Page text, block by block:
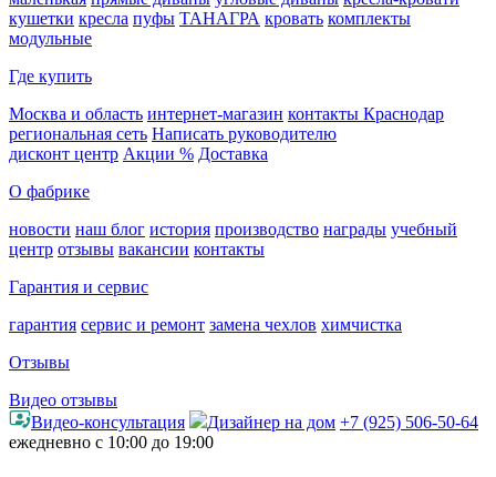
кушетки кресла пуфы ТАНАГРА кровать комплекты
модульные
Где купить
Москва и область интернет-магазин контакты Краснодар
региональная сеть Написать руководителю
дисконт центр Акции % Доставка
О фабрике
новости наш блог история производство награды учебный
центр отзывы вакансии контакты
Гарантия и сервис
гарантия сервис и ремонт замена чехлов химчистка
Отзывы
Видео отзывы
Видео-консультация
Дизайнер на дом +7 (925) 506-50-64
ежедневно с 10:00 до 19:00